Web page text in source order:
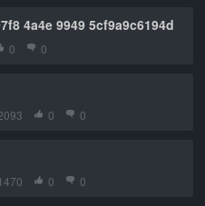
4a4e 9949 5cf9a9c6194d
0 0
0 0
0 0